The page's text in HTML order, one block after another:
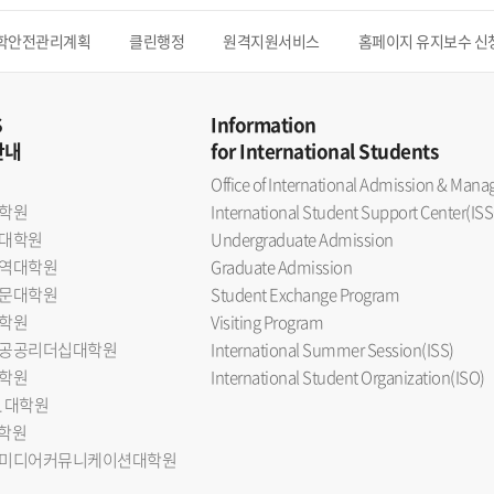
안전관리계획 클린행정 원격지원서비스 홈페이지 유지보수 신
원
학원
대학원
대학원
원
공리더십대학원
원
학원
원
디어커뮤니케이션대학원
Information
for International Students
Office of International Admission &
International Student Support
Undergraduate Admission
Graduate Admission
Student Exchange Program
Visiting Program
International Summer Session(ISS)
International Student Organization(ISO)